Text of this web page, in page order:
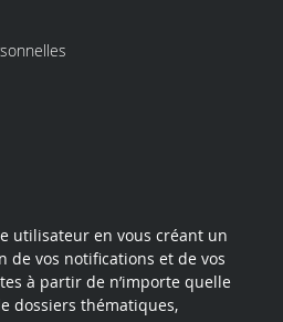
utilisateur en vous créant un
de vos notifications et de vos
à partir de n’importe quelle
dossiers thématiques,